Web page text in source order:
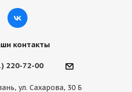
контакты
220-72-00
ул. Сахарова, 30 Б